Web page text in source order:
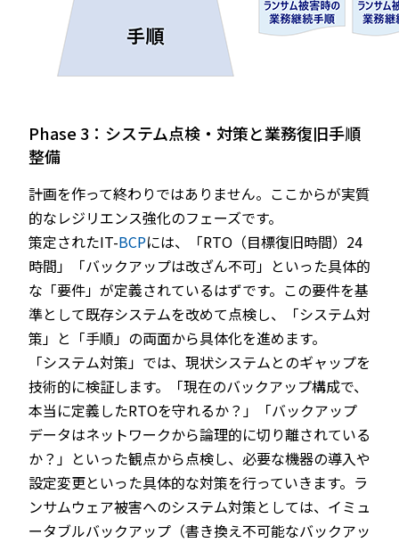
Phase 3：システム点検・対策と業務復旧手順
整備
計画を作って終わりではありません。ここからが実質
的なレジリエンス強化のフェーズです。
策定されたIT-BCPには、「RTO（目標復旧時間）24
時間」「バックアップは改ざん不可」といった具体的
な「要件」が定義されているはずです。この要件を基
準として既存システムを改めて点検し、「システム対
策」と「手順」の両面から具体化を進めます。
「システム対策」では、現状システムとのギャップを
技術的に検証します。「現在のバックアップ構成で、
本当に定義したRTOを守れるか？」「バックアップ
データはネットワークから論理的に切り離されている
か？」といった観点から点検し、必要な機器の導入や
設定変更といった具体的な対策を行っていきます。ラ
ンサムウェア被害へのシステム対策としては、イミュ
ータブルバックアップ（書き換え不可能なバックアッ